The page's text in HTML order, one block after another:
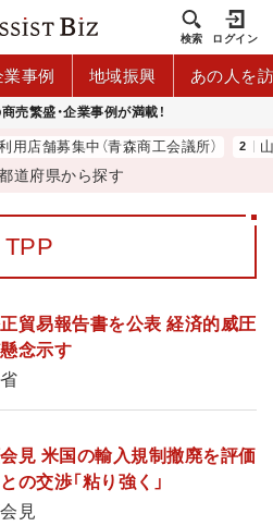
検索 ログイン
業事例 地域振興 あの人を
売繁盛・企業事例が満載！
店舗募集中（青森商工会議所） 山中
道府県から探す
TPP
貿易報告書を公表 経済的威圧
念示す
見 米国の輸入規制撤廃を評価
の交渉「粘り強く」
見